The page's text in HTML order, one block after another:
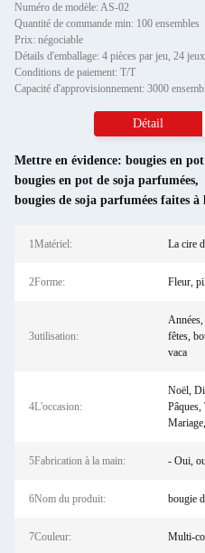
Numéro de modèle: AS-02
Quantité de commande min: 100 ensembles
Prix: négociable
Détails d'emballage: 4 pièces par jeu, 24
Conditions de paiement: T/T
Capacité d'approvisionnement: 3000
Détail
Mettre en évidence: bougies en
bougies en pot de soja parfumées,
bougies de soja parfumées faites
1Matériel: La cire
2Forme: Fleur,
3utilisation:
Années,
fêtes,
vaca
4L'occasion:
Noël,
5Fabrication à la main: - Oui,
6Nom du produit: bougie
7Couleur: Multi-